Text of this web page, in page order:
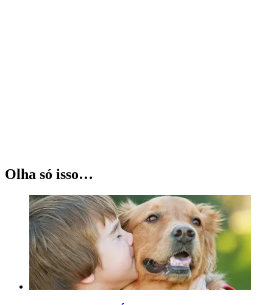
Olha só isso…